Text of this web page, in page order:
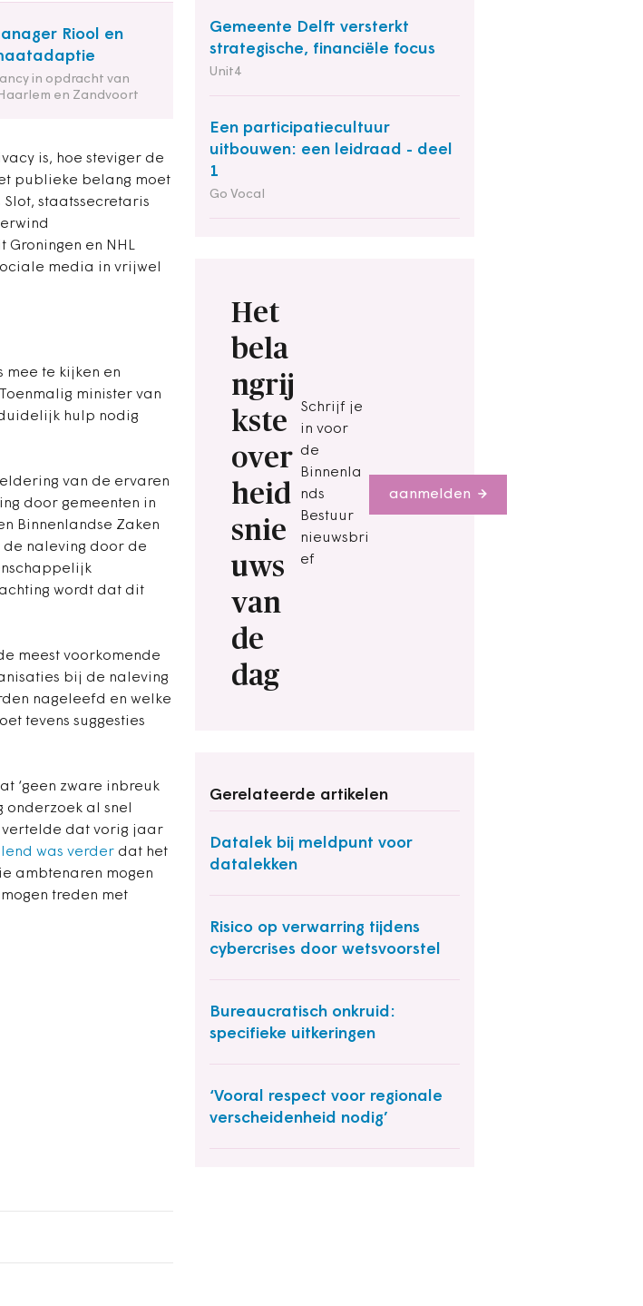
Riool en
in opdracht van
en Zandvoort
is, hoe steviger de
publieke belang moet
Slot, staatssecretaris
Groningen en NHL
media in vrijwel
Gemeente Delft versterkt
strategische, financiële focus
Unit4
Een participatiecultuur
uitbouwen: een leidraad - deel
1
Go Vocal
Het
bela
ngrij
kste
over
heid
snie
uws
van
de
dag
Schrijf je
in voor
de
Binnenla
nds
Bestuur
nieuwsbri
ef
aanmelden
Gerelateerde artikelen
Datalek bij meldpunt voor
datalekken
Risico op verwarring tijdens
cybercrises door wetsvoorstel
Bureaucratisch onkruid:
specifieke uitkeringen
‘Vooral respect voor regionale
verschei­denheid nodig’
mee te kijken en
minister van
hulp nodig
van de ervaren
door gemeenten in
Binnenlandse Zaken
de naleving door de
wordt dat dit
meest voorkomende
bij de naleving
nageleefd en welke
tevens suggesties
‘geen zware inbreuk
al snel
vertelde dat vorig jaar
was verder dat het
ambtenaren mogen
treden met